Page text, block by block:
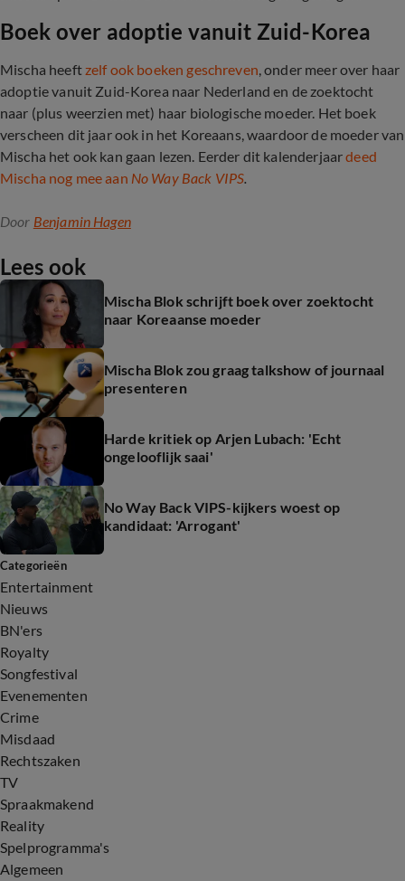
Boek over adoptie vanuit Zuid-Korea
Mischa heeftzelf ook boeken geschreven, onder meer over haar
adoptie vanuit Zuid-Korea naar Nederland en de zoektocht
naar (plus weerzien met) haar biologische moeder. Het boek
verscheen dit jaar ook in het Koreaans, waardoor de moeder van
Mischa het ook kan gaan lezen. Eerder dit kalenderjaardeed
Mischa nog mee aan No Way Back VIPS.
Door Benjamin Hagen
Lees ook
Mischa Blok schrijft boek over zoektocht
naar Koreaanse moeder
Mischa Blok zou graag talkshow of journaal
presenteren
Harde kritiek op Arjen Lubach: 'Echt
ongelooflijk saai'
No Way Back VIPS-kijkers woest op
kandidaat: 'Arrogant'
Categorieën
Entertainment
Nieuws
BN'ers
Royalty
Songfestival
Evenementen
Crime
Misdaad
Rechtszaken
TV
Spraakmakend
Reality
Spelprogramma's
Algemeen